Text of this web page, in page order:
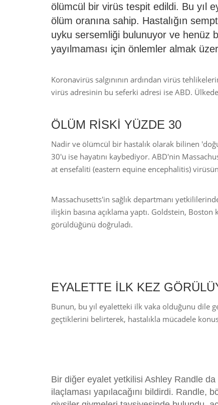
ölümcül bir virüs tespit edildi. Bu yıl
ölüm oranına sahip. Hastalığın
uyku sersemliği bulunuyor ve henüz
yayılmaması için önlemler almak
Koronavirüs salgınının ardından virüs
virüs adresinin bu seferki adresi ise ABD.
ÖLÜM RİSKİ YÜZDE 30
Nadir ve ölümcül bir hastalık olarak bilinen
30'u ise hayatını kaybediyor. ABD'nin
at ensefaliti (eastern equine encephalitis)
Massachusetts'in sağlık departmanı
ilişkin basına açıklama yaptı. Goldstein,
görüldüğünü doğruladı.
EYALETTE İLK KEZ
Bunun, bu yıl eyaletteki ilk vaka olduğunu dile
geçtiklerini belirterek, hastalıkla mücadele
Bir diğer eyalet yetkilisi Ashley Randle
ilaçlaması yapılacağını bildirdi. Randle,